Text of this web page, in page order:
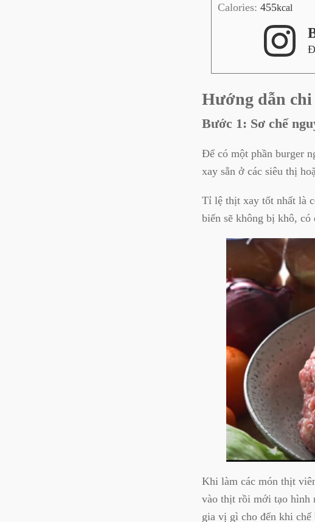
Calories: 455kcal
Hướng dẫn
Bước 1: Sơ chế
Để có một phần burger
xay sẵn ở các siêu thị
Tỉ lệ thịt xay tốt nhất là
biến sẽ không bị khô, có
Khi làm các món thịt
vào thịt rồi mới tạo hình
gia vị gì cho đến khi